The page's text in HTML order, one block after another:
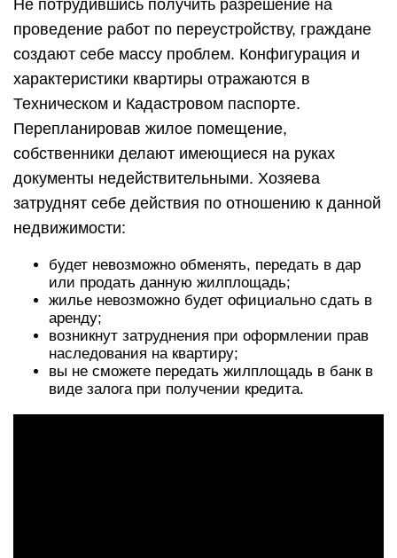
Не потрудившись получить разрешение на
проведение работ по переустройству, граждане
создают себе массу проблем. Конфигурация и
характеристики квартиры отражаются в
Техническом и Кадастровом паспорте.
Перепланировав жилое помещение,
собственники делают имеющиеся на руках
документы недействительными. Хозяева
затруднят себе действия по отношению к данной
недвижимости:
будет невозможно обменять, передать в дар
или продать данную жилплощадь;
жилье невозможно будет официально сдать в
аренду;
возникнут затруднения при оформлении прав
наследования на квартиру;
вы не сможете передать жилплощадь в банк в
виде залога при получении кредита.